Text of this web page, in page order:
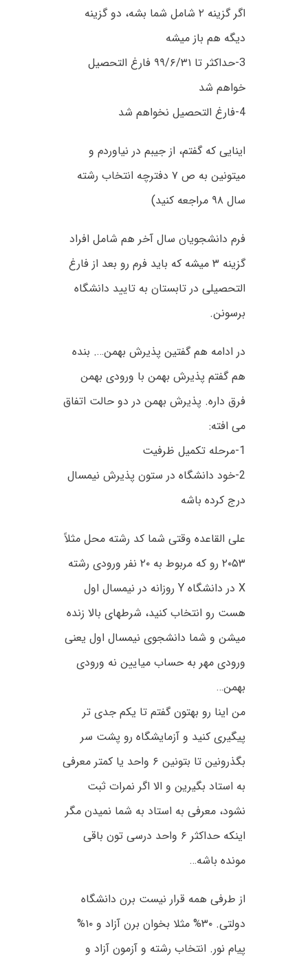
اگر گزینه ۲ شامل شما بشه، دو گزینه
دیگه هم باز میشه
3-حداکثر تا ۹۹/۶/۳۱ فارغ التحصیل
خواهم شد
4-فارغ التحصیل نخواهم شد
اینایی که گفتم، از جیبم در نیاوردم و
میتونین به ص ۷ دفترچه انتخاب رشته
سال ۹۸ مراجعه کنید)
فرم دانشجویان سال آخر هم شامل افراد
گزینه ۳ میشه که باید فرم رو بعد از فارغ
التحصیلی در تابستان به تایید دانشگاه
برسونن.
در ادامه هم گفتین پذیرش بهمن…. بنده
هم گفتم پذیرش بهمن با ورودی بهمن
فرق داره. پذیرش بهمن در دو حالت اتفاق
می افته:
1-مرحله تکمیل ظرفیت
2-خود دانشگاه در ستون پذیرش نیمسال
درج کرده باشه
علی القاعده وقتی شما کد رشته محل مثلاً
۲۰۵۳ رو که مربوط به ۲۰ نفر ورودی رشته
X در دانشگاه Y روزانه در نیمسال اول
هست رو انتخاب کنید، شرطهای بالا زنده
میشن و شما دانشجوی نیمسال اول یعنی
ورودی مهر به حساب میایین نه ورودی
بهمن…
من اینا رو بهتون گفتم تا یکم جدی تر
پیگیری کنید و آزمایشگاه رو پشت سر
بگذرونین تا بتونین ۶ واحد یا کمتر معرفی
به استاد بگیرین و الا اگر نمرات ثبت
نشود، معرفی به استاد به شما نمیدن مگر
اینکه حداکثر ۶ واحد درسی تون باقی
مونده باشه…
از طرفی همه قرار نیست برن دانشگاه
دولتی. ۳۰% مثلا بخوان برن آزاد و ۱۰%
پیام نور. انتخاب رشته و آزمون آزاد و